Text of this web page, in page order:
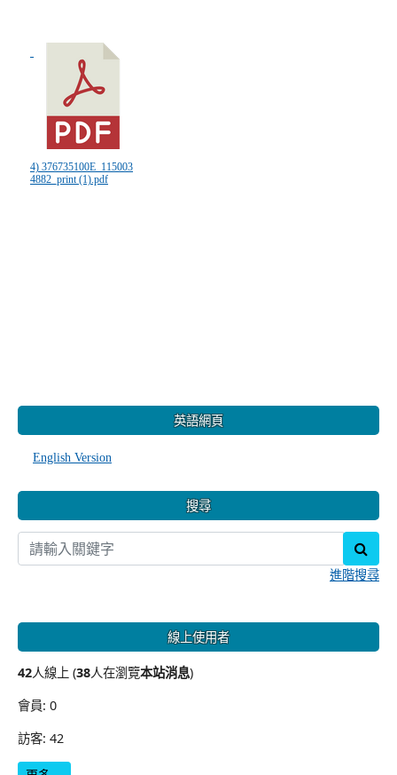
4) 376735100E_115003
4882_print (1).pdf
英語網頁
English Version
搜尋
進階搜尋
線上使用者
42人線上 (38人在瀏覽本站消息)
會員: 0
訪客: 42